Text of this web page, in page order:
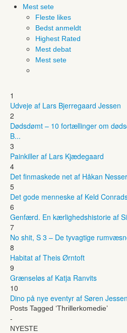
Mest sete
Fleste likes
Bedst anmeldt
Highest Rated
Mest debat
Mest sete
1
Udveje af Lars Bjerregaard Jessen
2
Dødsdømt – 10 fortællinger om
B...
3
Painkiller af Lars Kjædegaard
4
Det finmaskede net af Håkan Nesser
5
Det gode menneske af Keld
6
Genfærd. En kærlighedshistorie af
7
No shit, S 3 – De tyvagtige
8
Habitat af Theis Ørntoft
9
Grænseløs af Katja Ranvits
10
Dino på nye eventyr af Søren Jessen
Posts Tagged ‘Thrillerkomedie’
-
NYESTE